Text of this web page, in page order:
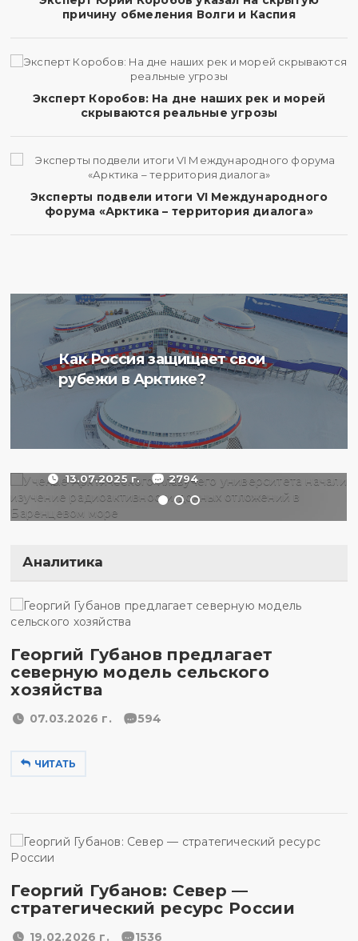
причину обмеления Волги и Каспия
Эксперт Коробов: На дне наших рек и морей
скрываются реальные угрозы
Эксперты подвели итоги VI Международного
форума «Арктика – территория диалога»
Как Россия защищает свои
рубежи в Арктике?
Ученые Арктического
плавучего университета
радиоактивности донных
отложений в Баренцевом
13.07.2025 г. 2794
Аналитика
Георгий Губанов предлагает
северную модель сельского
хозяйства
07.03.2026 г. 594
ЧИТАТЬ
Георгий Губанов: Север —
стратегический ресурс России
19.02.2026 г. 1536